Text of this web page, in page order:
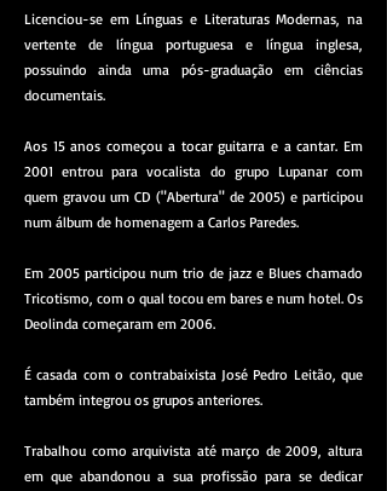
Licenciou-se em Línguas e Literaturas Modernas, na
vertente de língua portuguesa e língua inglesa,
possuindo ainda uma pós-graduação em ciências
documentais.
Aos 15 anos começou a tocar guitarra e a cantar. Em
2001 entrou para vocalista do grupo Lupanar com
quem gravou um CD ("Abertura" de 2005) e participou
num álbum de homenagem a Carlos Paredes.
Em 2005 participou num trio de jazz e Blues chamado
Tricotismo, com o qual tocou em bares e num hotel. Os
Deolinda começaram em 2006.
É casada com o contrabaixista José Pedro Leitão, que
também integrou os grupos anteriores.
Trabalhou como arquivista até março de 2009, altura
em que abandonou a sua profissão para se dedicar